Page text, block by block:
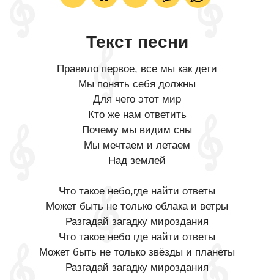
Текст песни
Правило первое, все мы как дети
Мы понять себя должны
Для чего этот мир
Кто же нам ответить
Почему мы видим сны
Мы мечтаем и летаем
Над землей
Что такое небо,где найти ответы
Может быть не только облака и ветры
Разгадай загадку мироздания
Что такое небо где найти ответы
Может быть не только звёзды и планеты
Разгадай загадку мироздания